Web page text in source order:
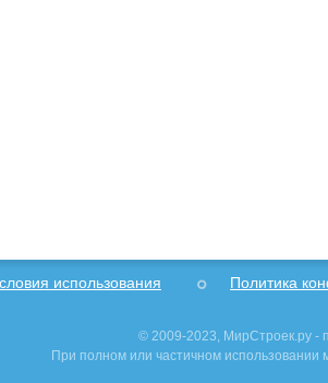
использования Политика
© 2009-2023, МирСтроек.ру -
При полном или частичном использовании